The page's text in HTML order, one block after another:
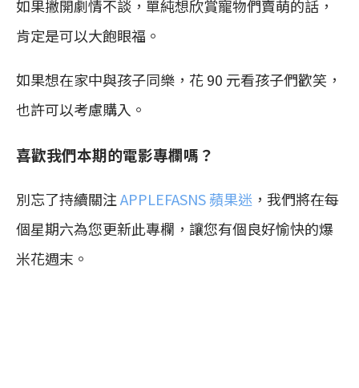
如果撇開劇情不談，單純想欣賞寵物們賣萌的話，
肯定是可以大飽眼福。
如果想在家中與孩子同樂，花 90 元看孩子們歡笑，
也許可以考慮購入。
喜歡我們本期的電影專欄嗎？
別忘了持續關注APPLEFASNS 蘋果迷 ，我們將在每
個星期六為您更新此專欄，讓您有個良好愉快的爆
米花週末。